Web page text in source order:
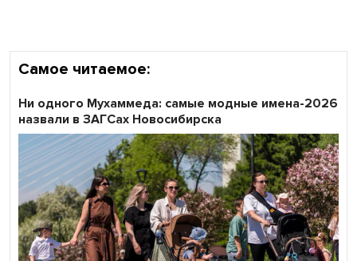
Самое читаемое:
Ни одного Мухаммеда: самые модные имена-2026
назвали в ЗАГСах Новосибирска